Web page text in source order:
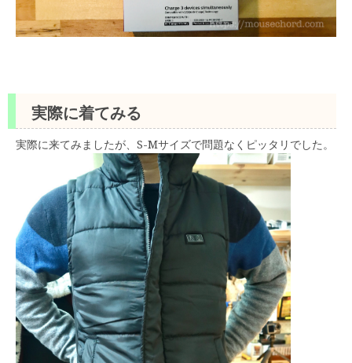
実際に着てみる
実際に来てみましたが、S-Mサイズで問題なくピッタリでした。